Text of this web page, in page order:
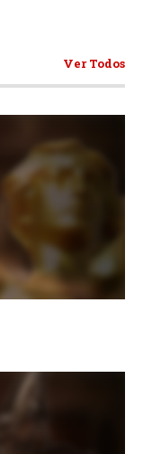
Ver Todos
381 Articulos